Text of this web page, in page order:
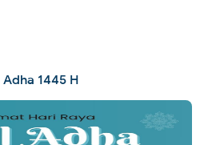
Adha 1445 H